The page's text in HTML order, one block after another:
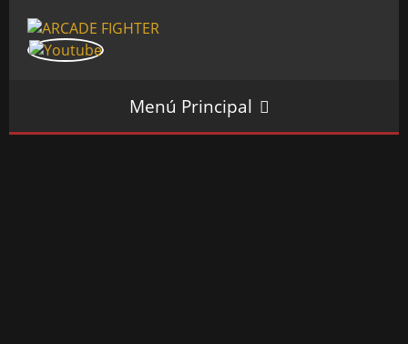
Menú Principal